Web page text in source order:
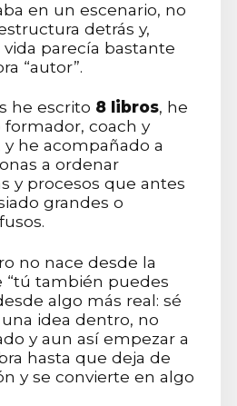
en un escenario, no
detrás y,
parecía bastante
“autor”.
he escrito 8 libros, he
coach y
he acompañado a
a ordenar
y procesos que antes
grandes o
no nace desde la
“tú también puedes
algo más real: sé
idea dentro, no
y aun así empezar a
hasta que deja de
y se convierte en algo